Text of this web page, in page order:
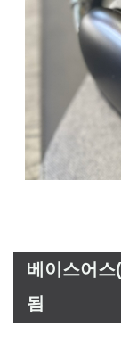
베이스어
됨